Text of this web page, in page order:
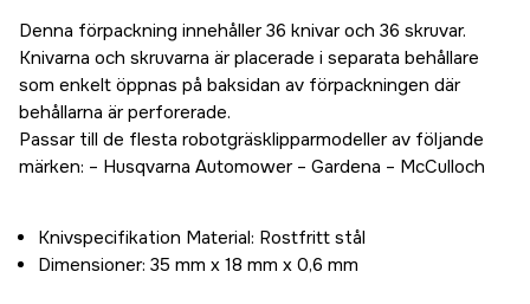
Denna förpackning innehåller 36 knivar och 36 skruvar.
Knivarna och skruvarna är placerade i separata behållare
som enkelt öppnas på baksidan av förpackningen där
behållarna är perforerade.
Passar till de flesta robotgräsklipparmodeller av följande
märken: – Husqvarna Automower – Gardena – McCulloch
Knivspecifikation Material: Rostfritt stål
Dimensioner: 35 mm x 18 mm x 0,6 mm